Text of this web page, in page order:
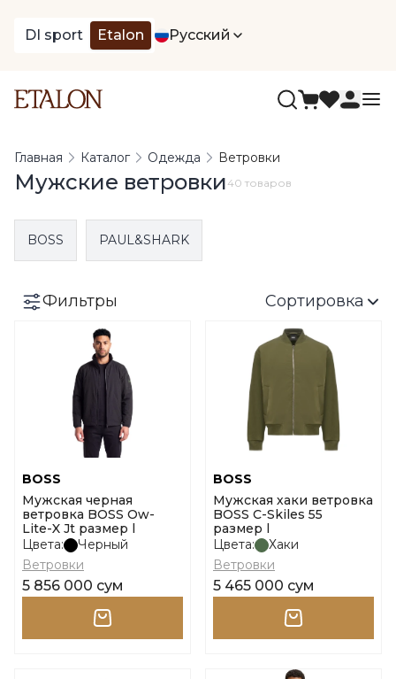
DI sport Etalon Русский
Главная Каталог Одежда Ветровки
Мужские ветровки 40 товаров
BOSS PAUL&SHARK
Фильтры Сортировка
BOSS
Мужская черная
ветровка BOSS Ow-
Lite-X Jt размер l
Цвета:
Черный
Ветровки
5 856 000 сум
BOSS
Мужская хаки ветровка
BOSS C-Skiles 55
размер l
Цвета:
Хаки
Ветровки
5 465 000 сум